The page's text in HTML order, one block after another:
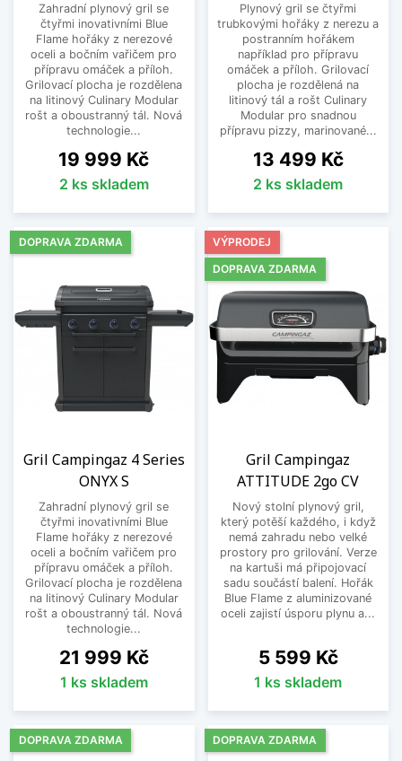
Zahradní plynový gril se
čtyřmi inovativními Blue
Flame hořáky z nerezové
oceli a bočním vařičem pro
přípravu omáček a příloh.
Grilovací plocha je rozdělena
na litinový Culinary Modular
rošt a oboustranný tál. Nová
technologie...
Cena
19 999 Kč
2 ks skladem
Plynový gril se čtyřmi
trubkovými hořáky z nerezu a
postranním hořákem
například pro přípravu
omáček a příloh. Grilovací
plocha je rozdělená na
litinový tál a rošt Culinary
Modular pro snadnou
přípravu pizzy, marinované...
Cena
13 499 Kč
2 ks skladem
Gril Campingaz 4 Series
ONYX S
Zahradní plynový gril se
čtyřmi inovativními Blue
Flame hořáky z nerezové
oceli a bočním vařičem pro
přípravu omáček a příloh.
Grilovací plocha je rozdělena
na litinový Culinary Modular
rošt a oboustranný tál. Nová
technologie...
Cena
21 999 Kč
1 ks skladem
DOPRAVA ZDARMA
Gril Campingaz
ATTITUDE 2go CV
Nový stolní plynový gril,
který potěší každého, i když
nemá zahradu nebo velké
prostory pro grilování. Verze
na kartuši má připojovací
sadu součástí balení. Hořák
Blue Flame z aluminizované
oceli zajistí úsporu plynu a...
Cena
5 599 Kč
1 ks skladem
VÝPRODEJ
DOPRAVA ZDARMA
DOPRAVA ZDARMA DOPRAVA ZDARMA